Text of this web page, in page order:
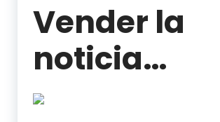
Vender la
noticia…